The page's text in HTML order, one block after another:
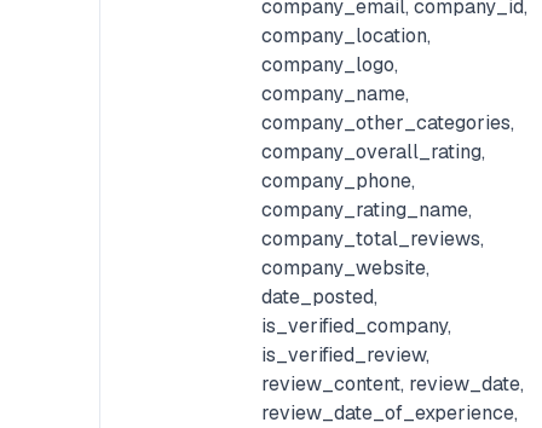
company_email, company_id,
company_location,
company_logo,
company_name,
company_other_categories,
company_overall_rating,
company_phone,
company_rating_name,
company_total_reviews,
company_website,
date_posted,
is_verified_company,
is_verified_review,
review_content, review_date,
review_date_of_experience,